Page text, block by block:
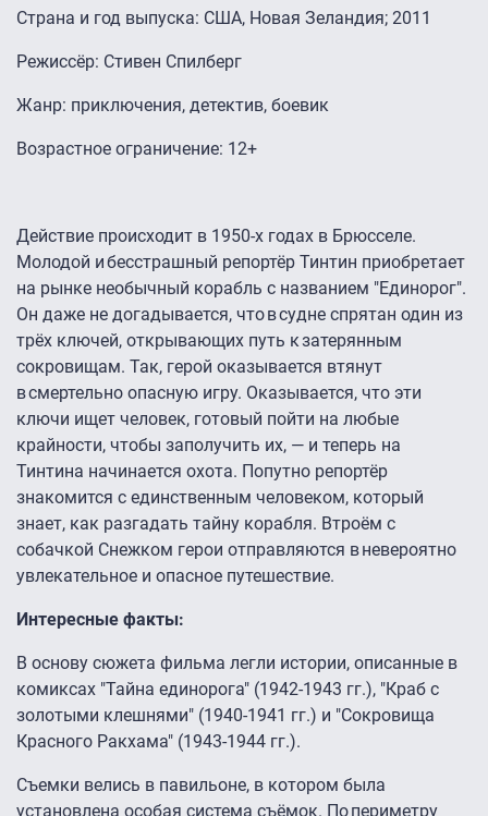
Страна и год выпуска: США, Новая Зеландия; 2011
Режиссёр: Стивен Спилберг
Жанр: приключения, детектив, боевик
Возрастное ограничение: 12+
Действие происходит в 1950-х годах в Брюсселе.
Молодой и бесстрашный репортёр Тинтин приобретает
на рынке необычный корабль с названием "Единорог".
Он даже не догадывается, что в судне спрятан один из
трёх ключей, открывающих путь к затерянным
сокровищам. Так, герой оказывается втянут
в смертельно опасную игру. Оказывается, что эти
ключи ищет человек, готовый пойти на любые
крайности, чтобы заполучить их, — и теперь на
Тинтина начинается охота. Попутно репортёр
знакомится с единственным человеком, который
знает, как разгадать тайну корабля. Втроём с
собачкой Снежком герои отправляются в невероятно
увлекательное и опасное путешествие.
Интересные факты:
В основу сюжета фильма легли истории, описанные в
комиксах "Тайна единорога" (1942-1943 гг.), "Краб с
золотыми клешнями" (1940-1941 гг.) и "Сокровища
Красного Ракхама" (1943-1944 гг.).
Съемки велись в павильоне, в котором была
установлена особая система съёмок. По периметру